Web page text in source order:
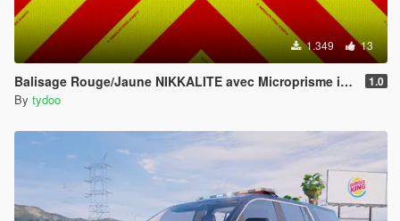
1.349 13
Balisage Rouge/Jaune NIKKALITE avec Microprisme intégré 1.0
By tydoo